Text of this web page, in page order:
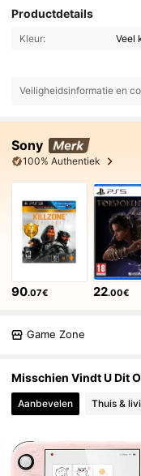
Productdetails
Kleur: Veel
Veiligheidsinformatie en
Sony
100% Authentiek
90.07€ 22.00€
Game Zone
Misschien Vindt U Dit
Aanbevelen Thuis &